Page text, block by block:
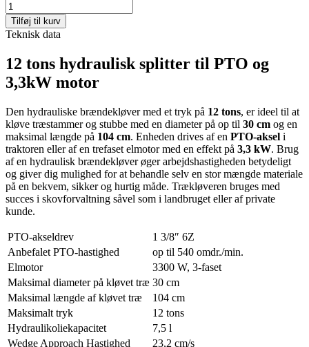
Tilføj til kurv
Teknisk data
12 tons hydraulisk splitter til PTO og
3,3kW motor
Den hydrauliske brændekløver med et tryk på 12 tons, er ideel til at
kløve træstammer og stubbe med en diameter på op til 30 cm og en
maksimal længde på 104 cm. Enheden drives af en PTO-aksel i
traktoren eller af en trefaset elmotor med en effekt på 3,3 kW. Brug
af en hydraulisk brændekløver øger arbejdshastigheden betydeligt
og giver dig mulighed for at behandle selv en stor mængde materiale
på en bekvem, sikker og hurtig måde. Trækløveren bruges med
succes i skovforvaltning såvel som i landbruget eller af private
kunde.
PTO-akseldrev
1 3/8″ 6Z
Anbefalet PTO-hastighed
op til 540 omdr./min.
Elmotor
3300 W, 3-faset
Maksimal diameter på kløvet træ 30 cm
Maksimal længde af kløvet træ
104 cm
Maksimalt tryk
12 tons
Hydraulikoliekapacitet
7,5 l
Wedge Approach Hastighed
23,2 cm/s